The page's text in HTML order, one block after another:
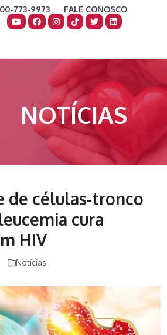
773-9973
FALE CONOSCO
NOTÍCIAS
de células-tronco
cura
HIV
Notícias